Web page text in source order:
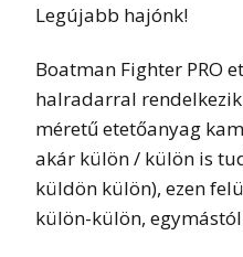
Legújabb hajónk!
Boatman Fighter PRO
halradarral
méretű etetőanyag
akár külön / külön is
küldön külön), ezen
külön-külön,